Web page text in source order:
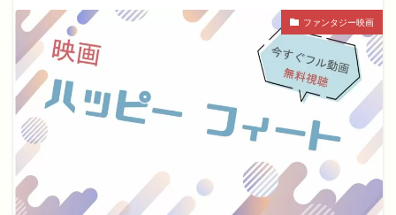
ファンタジー映画
ヒューマンドラマ映画
ファンタジー映画
ホラー
動画無料視聴
無料視聴
無料視聴動画
検索